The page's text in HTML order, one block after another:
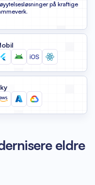
på kraftige
eldre